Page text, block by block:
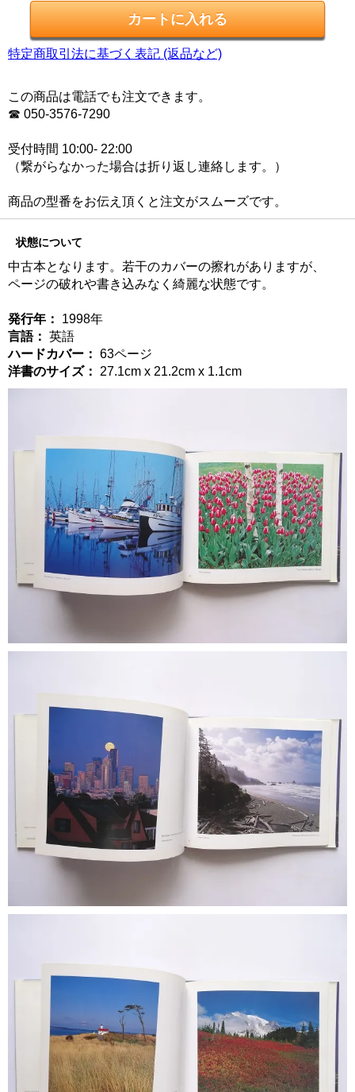
特定商取引法に基づく表記 (返品など)
この商品は電話でも注文できます。
☎ 050-3576-7290
受付時間 10:00- 22:00
（繋がらなかった場合は折り返し連絡します。）
商品の型番をお伝え頂くと注文がスムーズです。
状態について
中古本となります。若干のカバーの擦れがありますが、
ページの破れや書き込みなく綺麗な状態です。
発行年：
1998年
言語： 英語
ハードカバー： 63ページ
洋書のサイズ：
27.1cm x 21.2cm x 1.1cm